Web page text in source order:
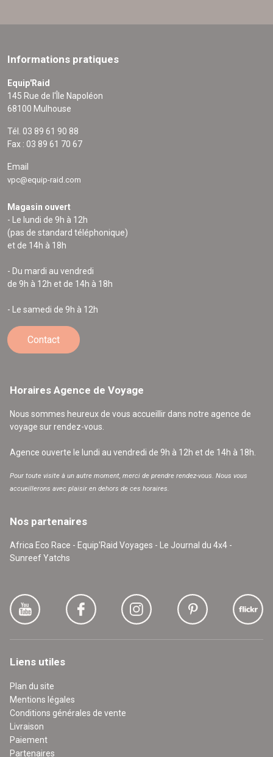
Informations pratiques
Equip'Raid
145 Rue de l'Île Napoléon
68100 Mulhouse
Tél. 03 89 61 90 88
Fax : 03 89 61 70 67
Email
vpc@equip-raid.com
Magasin ouvert
- Le lundi de 9h à 12h
(pas de standard téléphonique)
et de 14h à 18h
- Du mardi au vendredi
de 9h à 12h et de 14h à 18h
- Le samedi de 9h à 12h
Contact
Horaires Agence de Voyage
Nous sommes heureux de vous accueillir dans notre agence de
voyage sur rendez-vous.
Agence ouverte le lundi au vendredi de 9h à 12h et de 14h à 18h.
Pour toute visite à un autre moment, merci de prendre rendez-vous. Nous vous
accueillerons avec plaisir en dehors de ces horaires.
Nos partenaires
Africa Eco Race - Equip'Raid Voyages - Le Journal du 4x4 -
Sunreef Yatchs
Liens utiles
Plan du site
Mentions légales
Conditions générales de vente
Livraison
Paiement
Partenaires